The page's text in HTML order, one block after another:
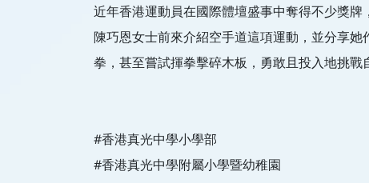
近年香港運動員在國際體壇盛事中奪得不少獎
陳巧恩女士前來介紹空手道這項運動，並分享
拳，甚至嘗試揮拳擊碎木板，勇敢且投入地挑戰
#香港真光中學小學部
#香港真光中學附屬小學暨幼稚園